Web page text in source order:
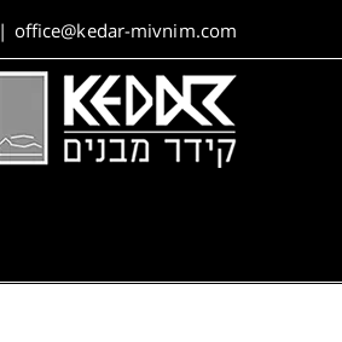
| office@kedar-mivnim.com